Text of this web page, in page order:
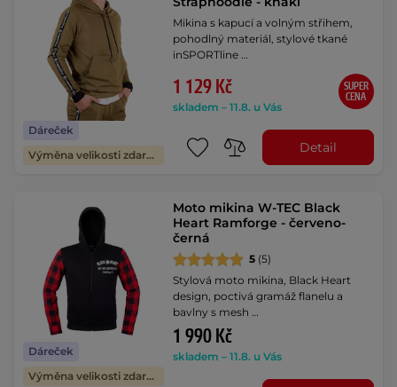
Dáreček
Výměna velikosti zdarma
Mikina s kapucí a volným střihem,
pohodlný materiál, stylové tkané
inSPORTline …
1 129 Kč
skladem – 11.8. u Vás
SUPER
CENA
Detail
Dáreček
Výměna velikosti zdarma
Moto mikina W-TEC Black
Heart Ramforge - červeno-
černá
5 (5)
Stylová moto mikina, Black Heart
design, poctivá gramáž flanelu a
bavlny s mesh …
1 990 Kč
skladem – 11.8. u Vás